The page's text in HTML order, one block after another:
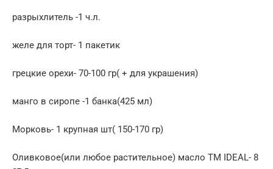
разрыхлитель -1 ч.л.
желе для торт- 1 пакетик
грецкие орехи- 70-100 гр( + для украшения)
манго в сиропе -1 банка(425 мл)
Морковь- 1 крупная шт( 150-170 гр)
Оливковое(или любое растительное) масло ТМ IDEAL- 8